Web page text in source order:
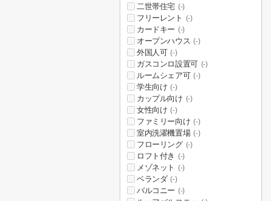
二世帯住宅 (-)
フリーレント (-)
カードキー (-)
オープンハウス (-)
外国人可 (-)
ガスコンロ設置可 (-)
ルームシェア可 (-)
学生向け (-)
カップル向け (-)
女性向け (-)
ファミリー向け (-)
室内洗濯機置場 (-)
フローリング (-)
ロフト付き (-)
メゾネット (-)
ベランダ (-)
バルコニー (-)